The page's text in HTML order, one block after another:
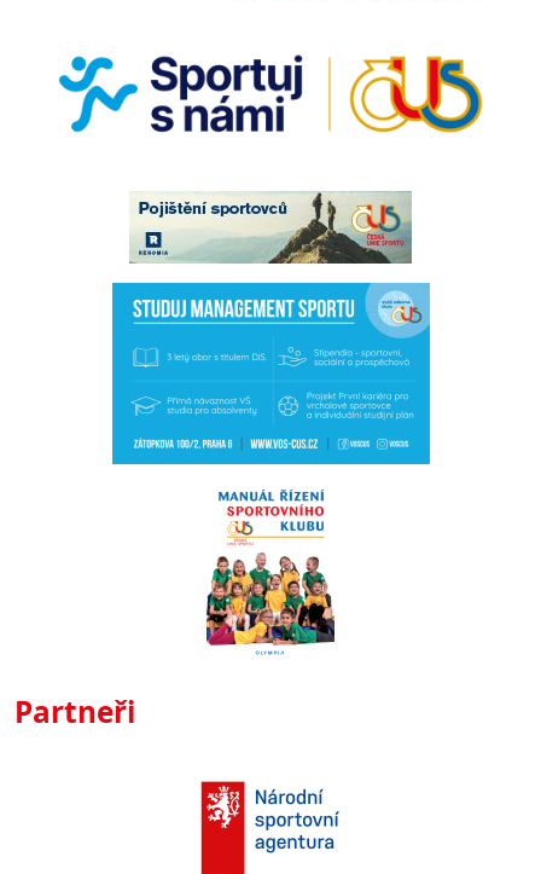
Partneři